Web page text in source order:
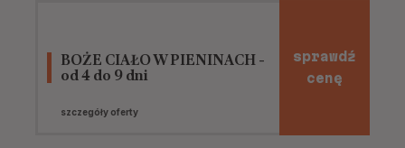
BOŻE CIAŁO W PIENINACH -
od 4 do 9 dni
szczegóły oferty
sprawdź
cenę